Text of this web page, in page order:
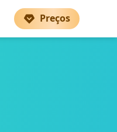
Preços